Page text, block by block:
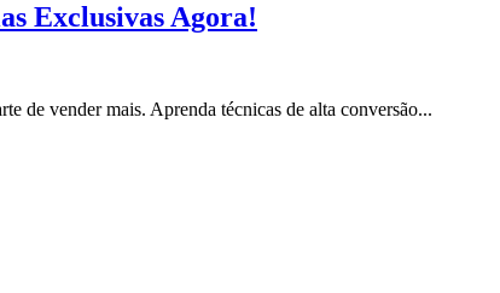
Exclusivas Agora!
de vender mais. Aprenda técnicas de alta conversão...